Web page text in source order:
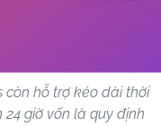
còn hỗ trợ kéo dài thời
giờ vốn là quy định